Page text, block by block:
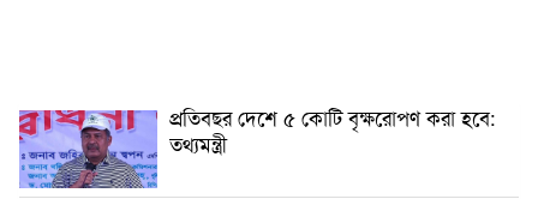
প্রতিবছর দেশে ৫ কোটি বৃক্ষরোপণ করা হবে:
তথ্যমন্ত্রী